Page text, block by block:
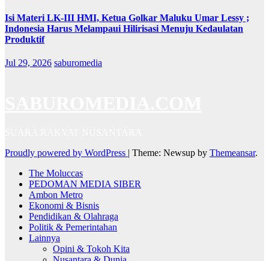
Isi Materi LK-III HMI, Ketua Golkar Maluku Umar Lessy ;
Indonesia Harus Melampaui Hilirisasi Menuju Kedaulatan
Produktif
Jul 29, 2026 saburomedia
Proudly powered by WordPress | Theme: Newsup by Themeansar.
The Moluccas
PEDOMAN MEDIA SIBER
Ambon Metro
Ekonomi & Bisnis
Pendidikan & Olahraga
Politik & Pemerintahan
Lainnya
Opini & Tokoh Kita